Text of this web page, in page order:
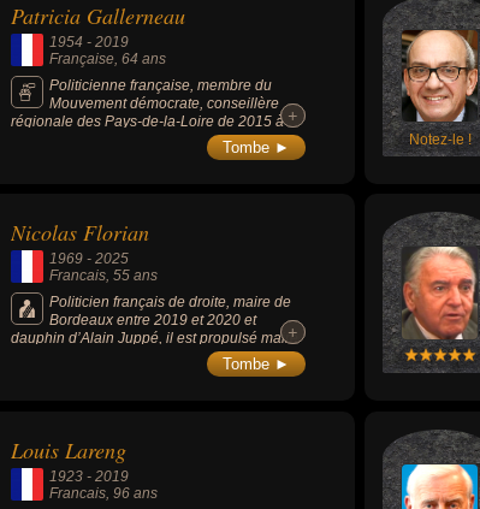
contre le cancer, étant notamment à l'origine
de « La Joséphine », une course solidaire
100% féminine devenue un événement
incontournable dans la région.
Patricia Gallerneau
1954 - 2019
Française, 64 ans
Politicienne française, membre du
Mouvement démocrate, conseillère
régionale des Pays-de-la-Loire de 2015 à
2018 et députée de 2017 à sa démission,
+
+
Tombe ► Notez-le !
Nicolas Florian
1969 - 2025
Francais, 55 ans
Politicien français de droite, maire de
Bordeaux entre 2019 et 2020 et
dauphin d’Alain Juppé, il est propulsé maire
après le départ d’Alain Juppé et a marqué la
politique bordelaise avant d’être battu en
+
+
Tombe ►
Louis Lareng
1923 - 2019
Francais , 96 ans